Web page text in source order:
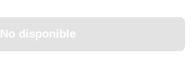
No disponible